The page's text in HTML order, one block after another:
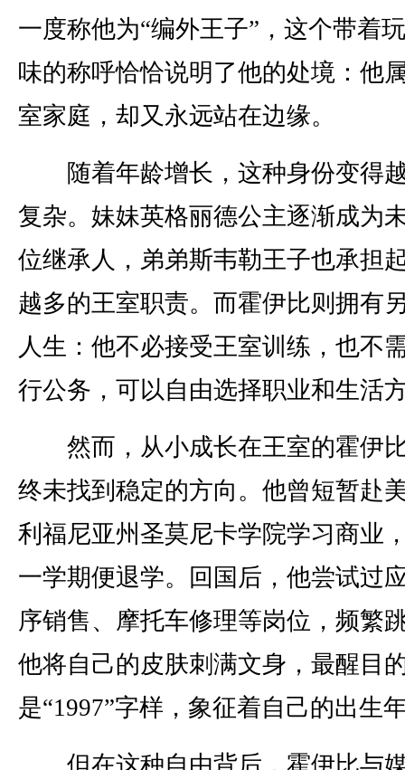
一度称他为“编外王子”，这个带着
味的称呼恰恰说明了他的处境：他
室家庭，却又永远站在边缘。
随着年龄增长，这种身份变得
复杂。妹妹英格丽德公主逐渐成为
位继承人，弟弟斯韦勒王子也承担
越多的王室职责。而霍伊比则拥有
人生：他不必接受王室训练，也不
行公务，可以自由选择职业和生活
然而，从小成长在王室的霍伊
终未找到稳定的方向。他曾短暂赴
利福尼亚州圣莫尼卡学院学习商业
一学期便退学。回国后，他尝试过
序销售、摩托车修理等岗位，频繁
他将自己的皮肤刺满文身，最醒目
是“1997”字样，象征着自己的出生
但在这种自由背后，霍伊比与